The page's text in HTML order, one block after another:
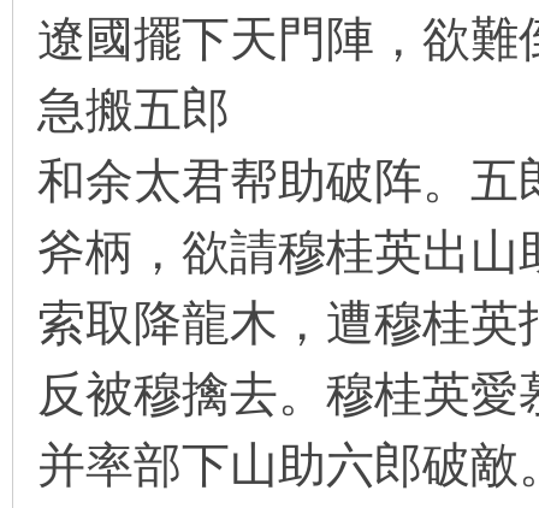
遼國擺下天門陣，欲
急搬五郎
和余太君帮助破阵。
斧柄，欲請穆桂英出
索取降龍木，遭穆桂
反被穆擒去。穆桂英
并率部下山助六郎破